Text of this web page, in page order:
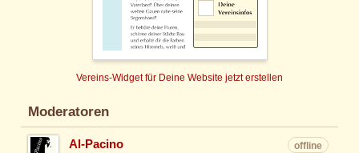
Vereins-Widget für Deine Website jetzt erstellen
Moderatoren
Al-Pacino offline